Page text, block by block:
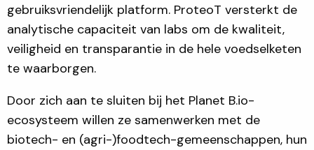
gebruiksvriendelijk platform. ProteoT versterkt de
analytische capaciteit van labs om de kwaliteit,
veiligheid en transparantie in de hele voedselketen
te waarborgen.
Door zich aan te sluiten bij het Planet B.io-
ecosysteem willen ze samenwerken met de
biotech- en (agri-)foodtech-gemeenschappen, hun